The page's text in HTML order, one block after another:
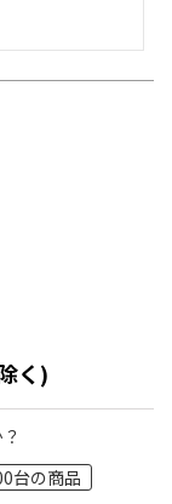
く)
台の商品